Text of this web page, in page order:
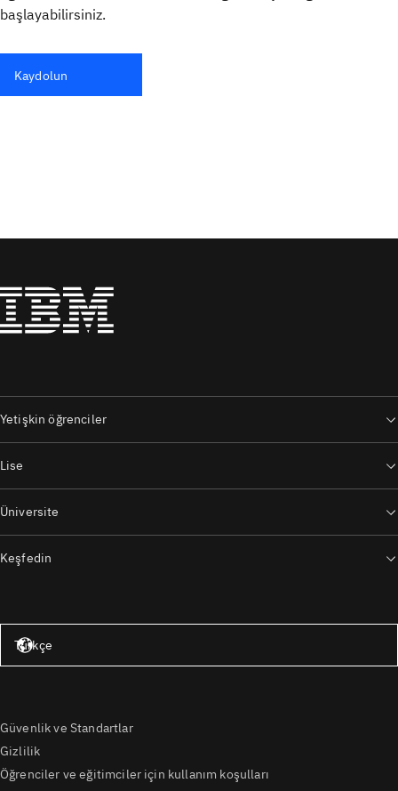
başlayabilirsiniz.
Kaydolun
Yetişkin öğrenciler
Lise
Üniversite
Keşfedin
Türkçe
Güvenlik ve Standartlar
Gizlilik
Öğrenciler ve eğitimciler için kullanım koşulları